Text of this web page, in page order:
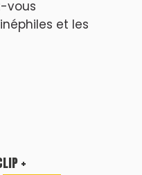
vous
et les
+